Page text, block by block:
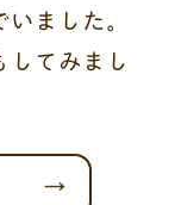
ました。
てみまし